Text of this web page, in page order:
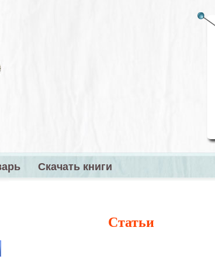
Скачать книги
Статьи